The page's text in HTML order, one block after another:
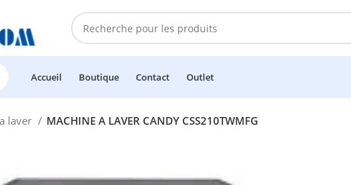
Accueil Boutique Contact Outlet
laver MACHINE A LAVER CANDY CSS210TWMFG